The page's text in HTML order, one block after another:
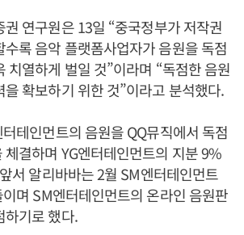
연구원은 13일 “중국정부가 저작권
록 음악 플랫폼사업자가 음원을 독점
치열하게 벌일 것”이라며 “독점한 음원
확보하기 위한 것”이라고 분석했다.
테인먼트의 음원을 QQ뮤직에서 독점
결하며 YG엔터테인먼트의 지분 9%
서 알리바바는 2월 SM엔터테인먼트
며 SM엔터테인먼트의 온라인 음원판
하기로 했다.